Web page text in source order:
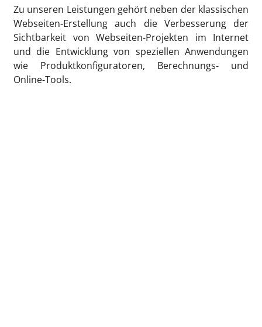
Zu unseren Leistungen gehört neben der klassischen
Webseiten-Erstellung auch die Verbesserung der
Sichtbarkeit von Webseiten-Projekten im Internet
und die Entwicklung von speziellen Anwendungen
wie Produktkonfiguratoren, Berechnungs- und
Online-Tools.